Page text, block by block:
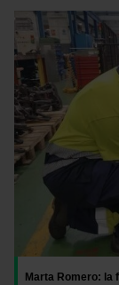
Imatge
Marta Romero: la